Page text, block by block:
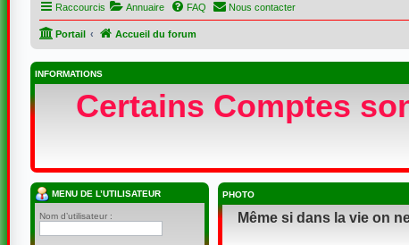
Raccourcis Annuaire FAQ Nous contacter
Portail Accueil du forum
INFORMATIONS
Certains Comptes
PHOTO
Même si dans la vie on
MENU DE L’UTILISATEUR
Nom d’utilisateur :